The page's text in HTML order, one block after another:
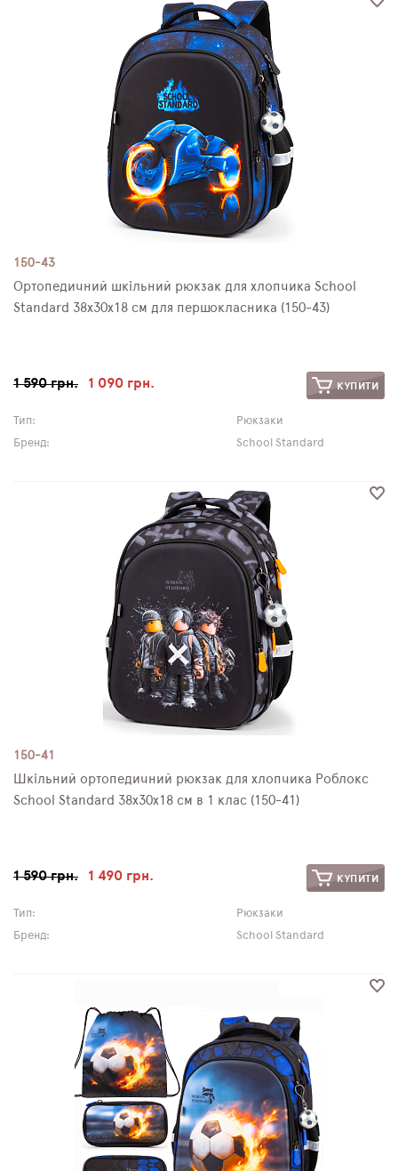
150-43
Ортопедичний шкільний рюкзак для хлопчика School
Standard 38х30х18 см для першокласника (150-43)
1 590 грн. 1 090 грн. КУПИТИ
Тип:
Рюкзаки
Бренд:
School Standard
150-41
Шкільний ортопедичний рюкзак для хлопчика Роблокс
School Standard 38х30х18 см в 1 клас (150-41)
1 590 грн. 1 490 грн. КУПИТИ
Тип:
Рюкзаки
Бренд:
School Standard